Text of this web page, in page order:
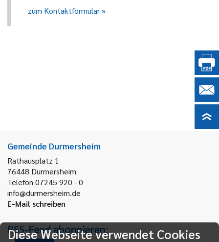
zum Kontaktformular
Gemeinde Durmersheim
Rathausplatz 1
76448 Durmersheim
Telefon 07245 920 - 0
info@durmersheim.de
E-Mail schreiben
RSS-Feed abonnieren:
Diese Webseite verwendet Cookies